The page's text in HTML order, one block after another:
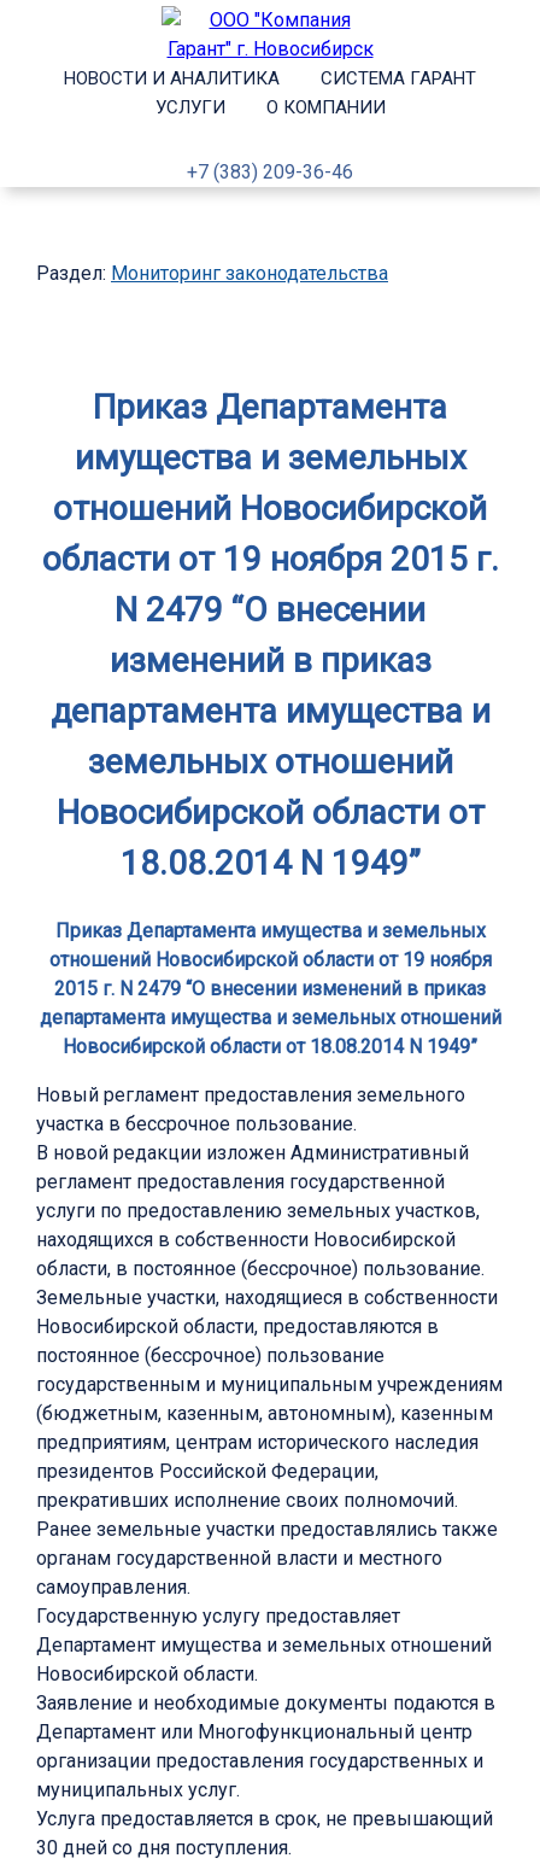
НОВОСТИ И АНАЛИТИКА
СИСТЕМА ГАРАНТ
УСЛУГИ
О КОМПАНИИ
+7 (383) 209-36-46
Раздел: Мониторинг законодательства
Приказ Департамента
имущества и земельных
отношений Новосибирской
области от 19 ноября 2015 г.
N 2479 “О внесении
изменений в приказ
департамента имущества и
земельных отношений
Новосибирской области от
18.08.2014 N 1949”
Приказ Департамента имущества и земельных
отношений Новосибирской области от 19 ноября
2015 г. N 2479 “О внесении изменений в приказ
департамента имущества и земельных отношений
Новосибирской области от 18.08.2014 N 1949”
Новый регламент предоставления земельного
участка в бессрочное пользование.
В новой редакции изложен Административный
регламент предоставления государственной
услуги по предоставлению земельных участков,
находящихся в собственности Новосибирской
области, в постоянное (бессрочное) пользование.
Земельные участки, находящиеся в собственности
Новосибирской области, предоставляются в
постоянное (бессрочное) пользование
государственным и муниципальным учреждениям
(бюджетным, казенным, автономным), казенным
предприятиям, центрам исторического наследия
президентов Российской Федерации,
прекративших исполнение своих полномочий.
Ранее земельные участки предоставлялись также
органам государственной власти и местного
самоуправления.
Государственную услугу предоставляет
Департамент имущества и земельных отношений
Новосибирской области.
Заявление и необходимые документы подаются в
Департамент или Многофункциональный центр
организации предоставления государственных и
муниципальных услуг.
Услуга предоставляется в срок, не превышающий
30 дней со дня поступления.